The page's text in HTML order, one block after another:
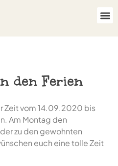
den Ferien
Zeit vom 14.09.2020 bis
Am Montag den
zu den gewohnten
euch eine tolle Zeit